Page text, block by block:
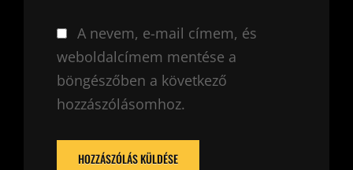
A nevem, e-mail címem, és
weboldalcímem mentése a
böngészőben a következő
hozzászólásomhoz.